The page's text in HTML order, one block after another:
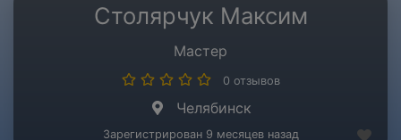
Столярчук Максим
Мастер
0 отзывов
Челябинск
Зарегистрирован 9 месяцев назад